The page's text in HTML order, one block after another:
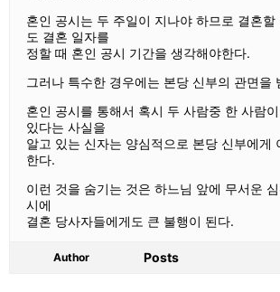
혼인 공시는 두 주일이 지나야 하므로 결혼할
도 결혼 일자를
정할 때 혼인 공시 기간을 생각해야한다.
그러나 특수한 경우에는 본당 신부의 관면을
혼인 공시를 통해서 혹시 두 사람중 한 사람
있다는 사실을
알고 있는 신자는 양심적으로 본당 신부에게
한다.
이런 것을 숨기는 것은 하느님 앞에 무서운
시에
결혼 당사자들에게도 큰 불행이 된다.
Author Posts